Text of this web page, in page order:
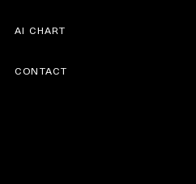
AI CHART
CONTACT